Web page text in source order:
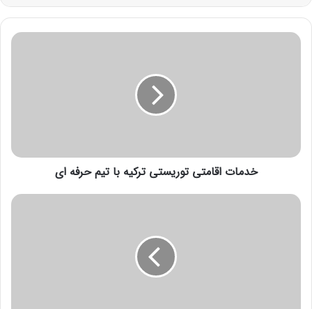
خدمات اقامتی توریستی ترکیه با تیم حرفه ای